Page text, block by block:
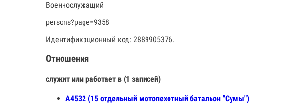
Военнослужащий
persons?page=9358
Идентификационный код: 2889905376.
Отношения
служит или работает в (1 записей)
А4532 (15 отдельный мотопехотный батальон "Сумы")